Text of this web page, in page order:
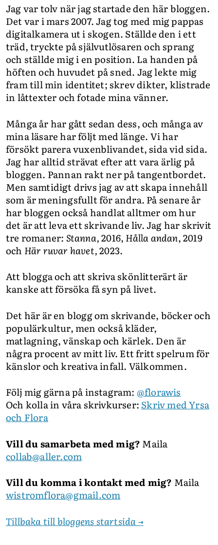
Jag var tolv när jag startade den här bloggen.
Det var i mars 2007. Jag tog med mig pappas
digitalkamera ut i skogen. Ställde den i ett
träd, tryckte på självutlösaren och sprang
och ställde mig i en position. La handen på
höften och huvudet på sned. Jag lekte mig
fram till min identitet; skrev dikter, klistrade
in låttexter och fotade mina vänner.
Många år har gått sedan dess, och många av
mina läsare har följt med länge. Vi har
försökt parera vuxenblivandet, sida vid sida.
Jag har alltid strävat efter att vara ärlig på
bloggen. Pannan rakt ner på tangentbordet.
Men samtidigt drivs jag av att skapa innehåll
som är meningsfullt för andra. På senare år
har bloggen också handlat alltmer om hur
det är att leva ett skrivande liv. Jag har skrivit
tre romaner: Stanna,2016, Hålla andan, 2019
och Här ruvar havet,2023.
Att blogga och att skriva skönlitterärt är
kanske att försöka få syn på livet.
Det här är en blogg om skrivande, böcker och
populärkultur, men också kläder,
matlagning, vänskap och kärlek. Den är
några procent av mitt liv. Ett fritt spelrum för
känslor och kreativa infall. Välkommen.
Följ mig gärna på instagram: @florawis
Och kolla in våra skrivkurser: Skriv med Yrsa
och Flora
Vill du samarbeta med mig? Maila
collab@aller.com
Vill du komma i kontakt med mig? Maila
wistromflora@gmail.com
Tillbaka till bloggens startsida →